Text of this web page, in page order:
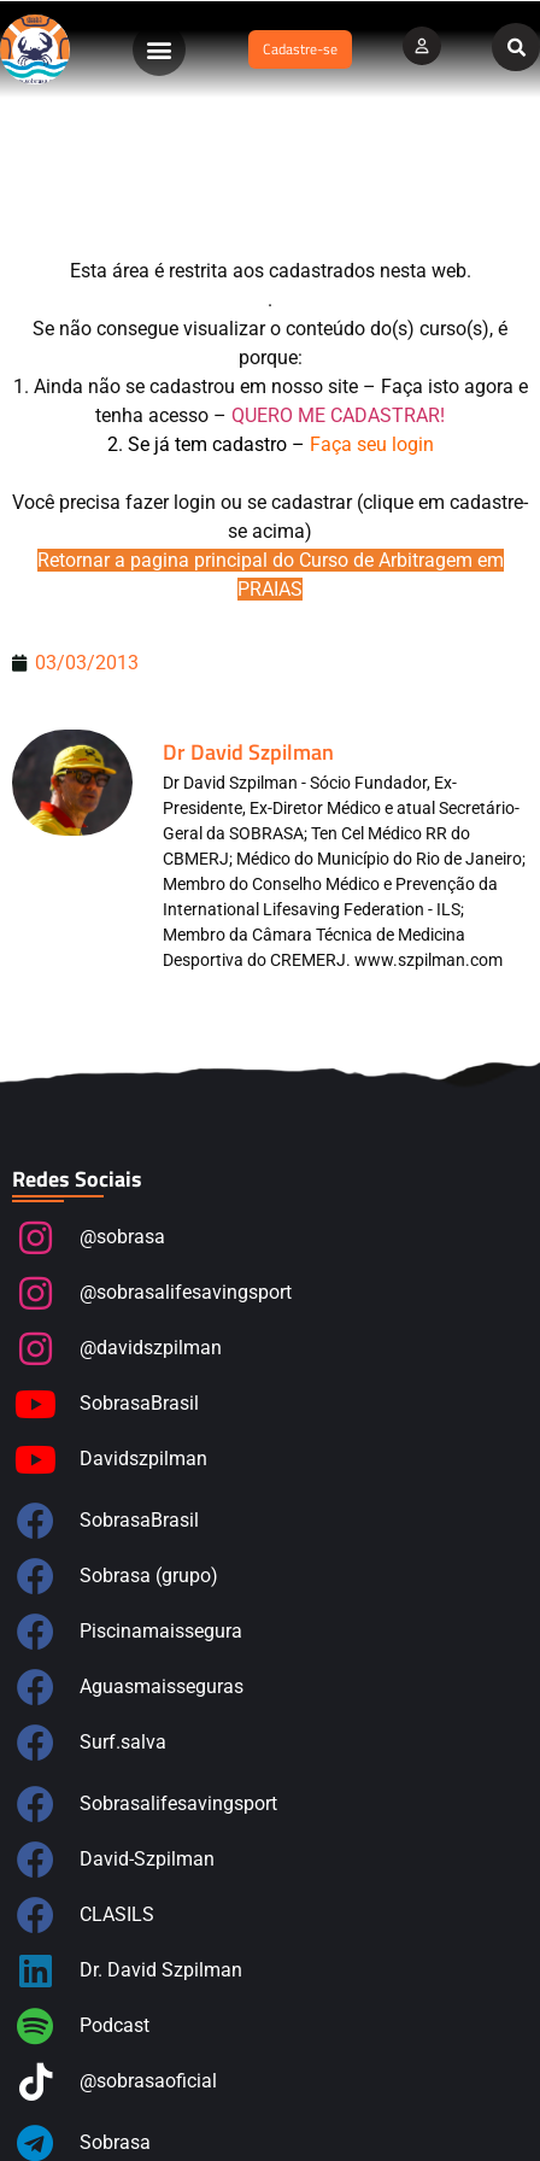
Cadastre-se
CASA.02. História do Esporte Salvamento Aquático no
Esta área é restrita aos cadastrados nesta web.
.
Se não consegue visualizar o conteúdo do(s) curso(s), é
porque:
1. Ainda não se cadastrou em nosso site – Faça isto agora e
tenha acesso – QUERO ME CADASTRAR!
2. Se já tem cadastro – Faça seu login
Você precisa fazer login ou se cadastrar (clique em cadastre-
se acima)
Retornar a pagina principal do Curso de Arbitragem em
PRAIAS
03/03/2013
Dr David Szpilman
Dr David Szpilman - Sócio Fundador, Ex-
Presidente, Ex-Diretor Médico e atual Secretário-
Geral da SOBRASA; Ten Cel Médico RR do
CBMERJ; Médico do Município do Rio de Janeiro;
Membro do Conselho Médico e Prevenção da
International Lifesaving Federation - ILS;
Membro da Câmara Técnica de Medicina
Desportiva do CREMERJ. www.szpilman.com
Redes Sociais
@sobrasa
@sobrasalifesavingsport
@davidszpilman
SobrasaBrasil
Davidszpilman
SobrasaBrasil
Sobrasa (grupo)
Piscinamaissegura
Aguasmaisseguras
Surf.salva
Sobrasalifesavingsport
David-Szpilman
CLASILS
Dr. David Szpilman
Podcast
@sobrasaoficial
Sobrasa